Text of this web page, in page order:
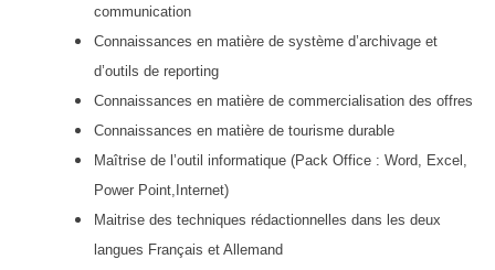
communication
Connaissances en matière de système d’archivage et
d’outils de reporting
Connaissances en matière de commercialisation des offres
Connaissances en matière de tourisme durable
Maîtrise de l’outil informatique (Pack Office : Word, Excel,
Power Point, Internet)
Maitrise des techniques rédactionnelles dans les deux
langues Français et Allemand